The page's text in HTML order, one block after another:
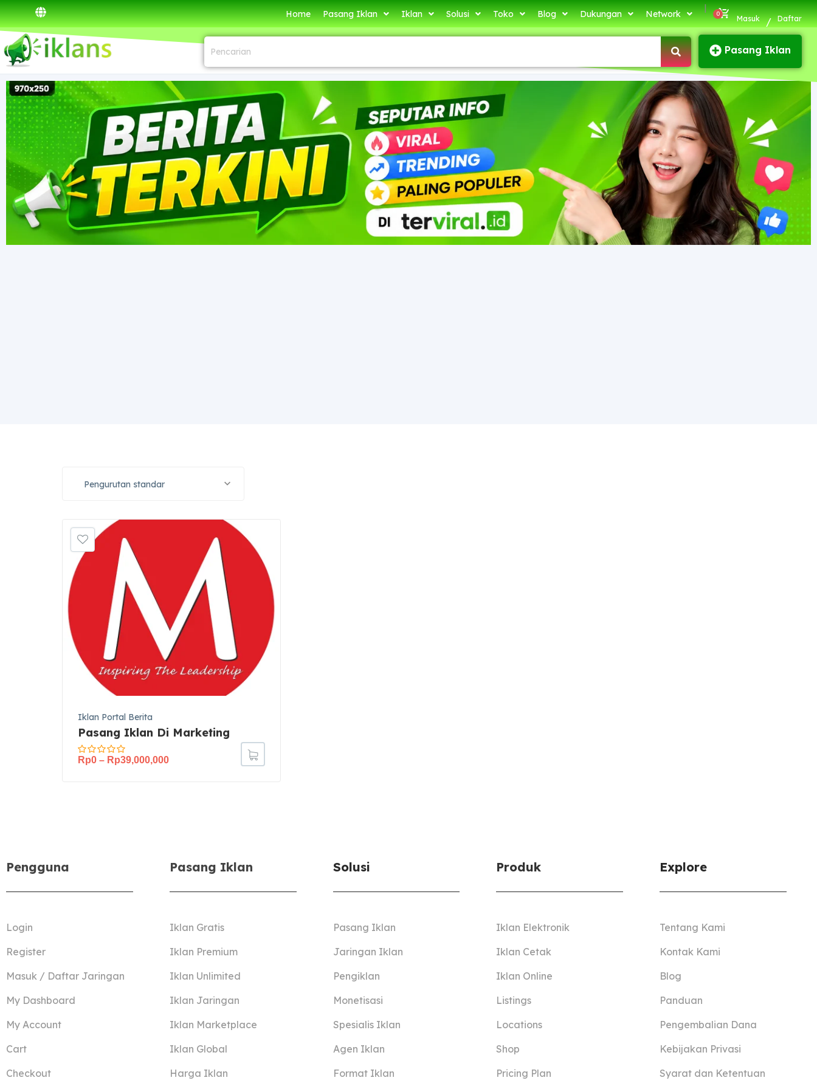
Home Pasang Iklan Iklan Solusi Toko Blog Dukungan Network
|
Masuk / Daftar
Pasang Iklan
Pengurutan standar
Iklan Portal Berita
Pasang Iklan Di Marketing
Rp0 – Rp39,000,000
Pengguna
Login
Register
Masuk / Daftar Jaringan
My Dashboard
My Account
Cart
Checkout
Pasang Iklan
Iklan Gratis
Iklan Premium
Iklan Unlimited
Iklan Jaringan
Iklan Marketplace
Iklan Global
Harga Iklan
Solusi
Pasang Iklan
Jaringan Iklan
Pengiklan
Monetisasi
Spesialis Iklan
Agen Iklan
Format Iklan
Produk
Iklan Elektronik
Iklan Cetak
Iklan Online
Listings
Locations
Shop
Pricing Plan
Explore
Tentang Kami
Kontak Kami
Blog
Panduan
Pengembalian Dana
Kebijakan Privasi
Syarat dan Ketentuan